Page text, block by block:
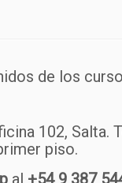
de los
102, Salta.
piso.
al +54 9 387